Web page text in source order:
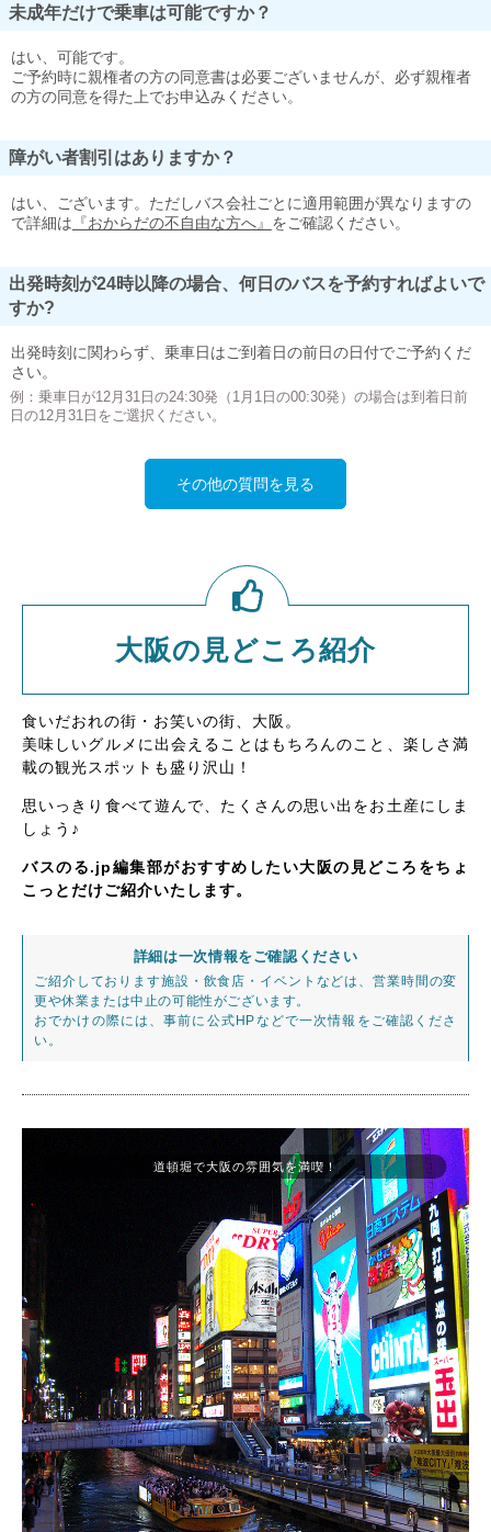
未成年だけで乗車は可能ですか？
はい、可能です。
ご予約時に親権者の方の同意書は必要ございませんが、必ず親権者
の方の同意を得た上でお申込みください。
障がい者割引はありますか？
はい、ございます。ただしバス会社ごとに適用範囲が異なりますの
で詳細は 『おからだの不自由な方へ』 をご確認ください。
出発時刻が24時以降の場合、何日のバスを予約すればよいで
すか?
出発時刻に関わらず、乗車日はご到着日の前日の日付でご予約くだ
さい。
例：乗車日が12月31日の24:30発（1月1日の00:30発）の場合は到着日前
日の12月31日をご選択ください。
その他の質問を見る
大阪の見どころ紹介
食いだおれの街・お笑いの街、大阪。
美味しいグルメに出会えることはもちろんのこと、楽しさ満
載の観光スポットも盛り沢山！
思いっきり食べて遊んで、たくさんの思い出をお土産にしま
しょう♪
バスのる.jp編集部がおすすめしたい大阪の見どころをちょ
こっとだけご紹介いたします。
詳細は一次情報をご確認ください
ご紹介しております施設・飲食店・イベントなどは、営業時間の変
更や休業または中止の可能性がございます。
おでかけの際には、事前に公式HPなどで一次情報をご確認くださ
い。
道頓堀で大阪の雰囲気を満喫！